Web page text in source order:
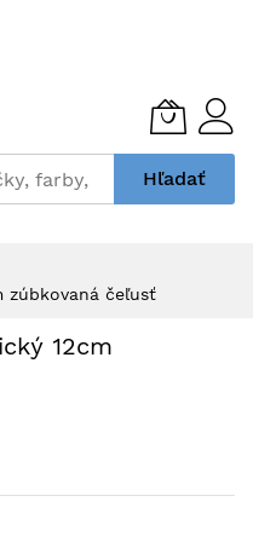
Hľadať
zúbkovaná čeľusť
12cm